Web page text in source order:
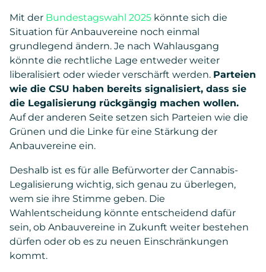
Mit der Bundestagswahl 2025 könnte sich die
Situation für Anbauvereine noch einmal
grundlegend ändern. Je nach Wahlausgang
könnte die rechtliche Lage entweder weiter
liberalisiert oder wieder verschärft werden. Parteien
wie die CSU haben bereits signalisiert, dass sie
die Legalisierung rückgängig machen wollen.
Auf der anderen Seite setzen sich Parteien wie die
Grünen und die Linke für eine Stärkung der
Anbauvereine ein.
Deshalb ist es für alle Befürworter der Cannabis-
Legalisierung wichtig, sich genau zu überlegen,
wem sie ihre Stimme geben. Die
Wahlentscheidung könnte entscheidend dafür
sein, ob Anbauvereine in Zukunft weiter bestehen
dürfen oder ob es zu neuen Einschränkungen
kommt.